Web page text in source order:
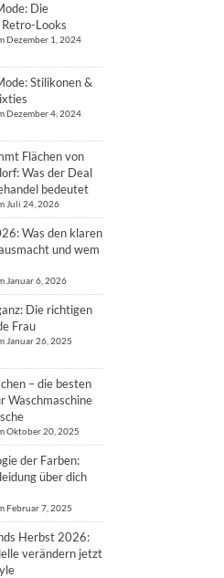
Die
Looks
Dezember 1, 2024
Stilikonen &
Dezember 4, 2024
Flächen von
Was der Deal
bedeutet
Juli 24, 2026
Was den klaren
und wem
Januar 6, 2026
Die richtigen
Frau
Januar 26, 2025
– die besten
Waschmaschine
Oktober 20, 2025
der Farben:
über dich
Februar 7, 2025
Herbst 2026:
verändern jetzt